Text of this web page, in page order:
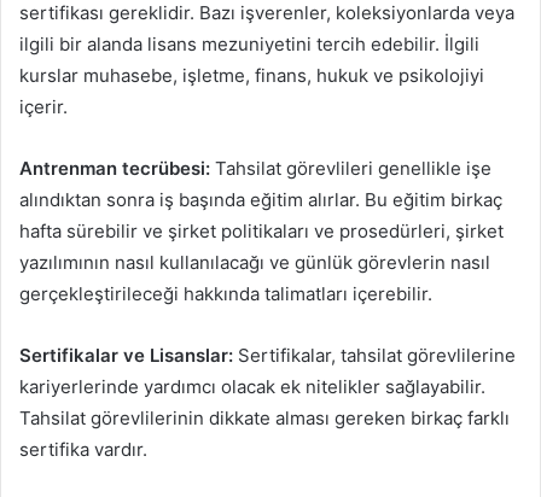
sertifikası gereklidir. Bazı işverenler, koleksiyonlarda veya
ilgili bir alanda lisans mezuniyetini tercih edebilir. İlgili
kurslar muhasebe, işletme, finans, hukuk ve psikolojiyi
içerir.
Antrenman tecrübesi: Tahsilat görevlileri genellikle işe
alındıktan sonra iş başında eğitim alırlar. Bu eğitim birkaç
hafta sürebilir ve şirket politikaları ve prosedürleri, şirket
yazılımının nasıl kullanılacağı ve günlük görevlerin nasıl
gerçekleştirileceği hakkında talimatları içerebilir.
Sertifikalar ve Lisanslar: Sertifikalar, tahsilat görevlilerine
kariyerlerinde yardımcı olacak ek nitelikler sağlayabilir.
Tahsilat görevlilerinin dikkate alması gereken birkaç farklı
sertifika vardır.